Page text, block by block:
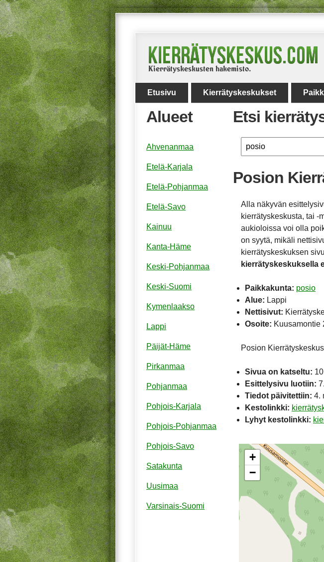
Etusivu Kierrätyskeskukset
Etsi
Posion
Alla näkyvän
kierrätyskeskusta, tai -
aukioloissa voi olla
on syytä, mikäli
kierrätyskeskuksen
kierrätyskeskuksella
Paikkakunta: posio
Alue: Lappi
Nettisivut:
Osoite: Kuusamontie
Posion
Sivua on katseltu:
Esittelysivu luotiin:
Tiedot päivitettiin: 4.
Kestolinkki:
Lyhyt kestolinkki:
+
−
Alueet
Ahvenanmaa
Etelä-Karjala
Etelä-Pohjanmaa
Etelä-Savo
Kainuu
Kanta-Häme
Keski-Pohjanmaa
Keski-Suomi
Kymenlaakso
Lappi
Päijät-Häme
Pirkanmaa
Pohjanmaa
Pohjois-Karjala
Pohjois-Pohjanmaa
Pohjois-Savo
Satakunta
Uusimaa
Varsinais-Suomi